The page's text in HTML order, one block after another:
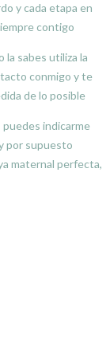
y cada etapa en
contigo
la sabes utiliza la
conmigo y te
de lo posible
indicarme
por supuesto
maternal perfecta,